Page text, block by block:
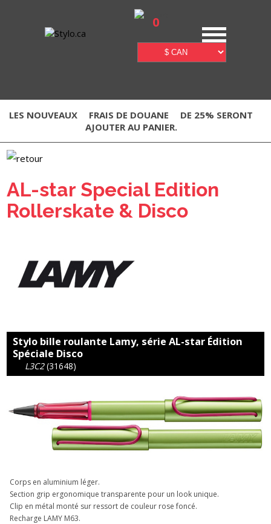
0
LES NOUVEAUX FRAIS DE DOUANE
DE 25% SERONT
AJOUTER AU PANIER.
AL-star Special Edition
Rollerskate & Disco
Stylo bille roulante Lamy, série AL-star Édition
Spéciale Disco
L3C2 (31648)
Corps en aluminium léger.
Section grip ergonomique transparente pour un look unique.
Clip en métal monté sur ressort de couleur rose foncé.
Recharge LAMY M63.